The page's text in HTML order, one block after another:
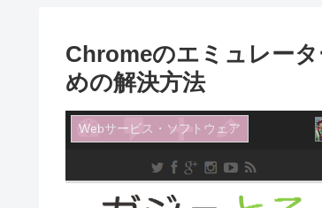
Chromeのエミュレー
めの解決方法
Webサービス・ソフトウェア